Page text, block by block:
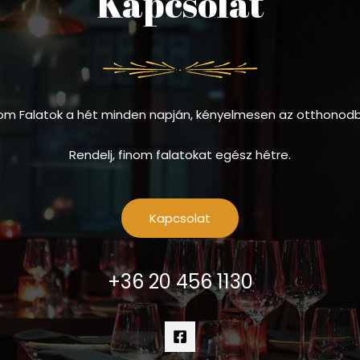
Falatok a hét minden napján, kényelmesen az
Rendelj, finom falatokat egész hétre.
Kapcsolat
+36 20 456 1130